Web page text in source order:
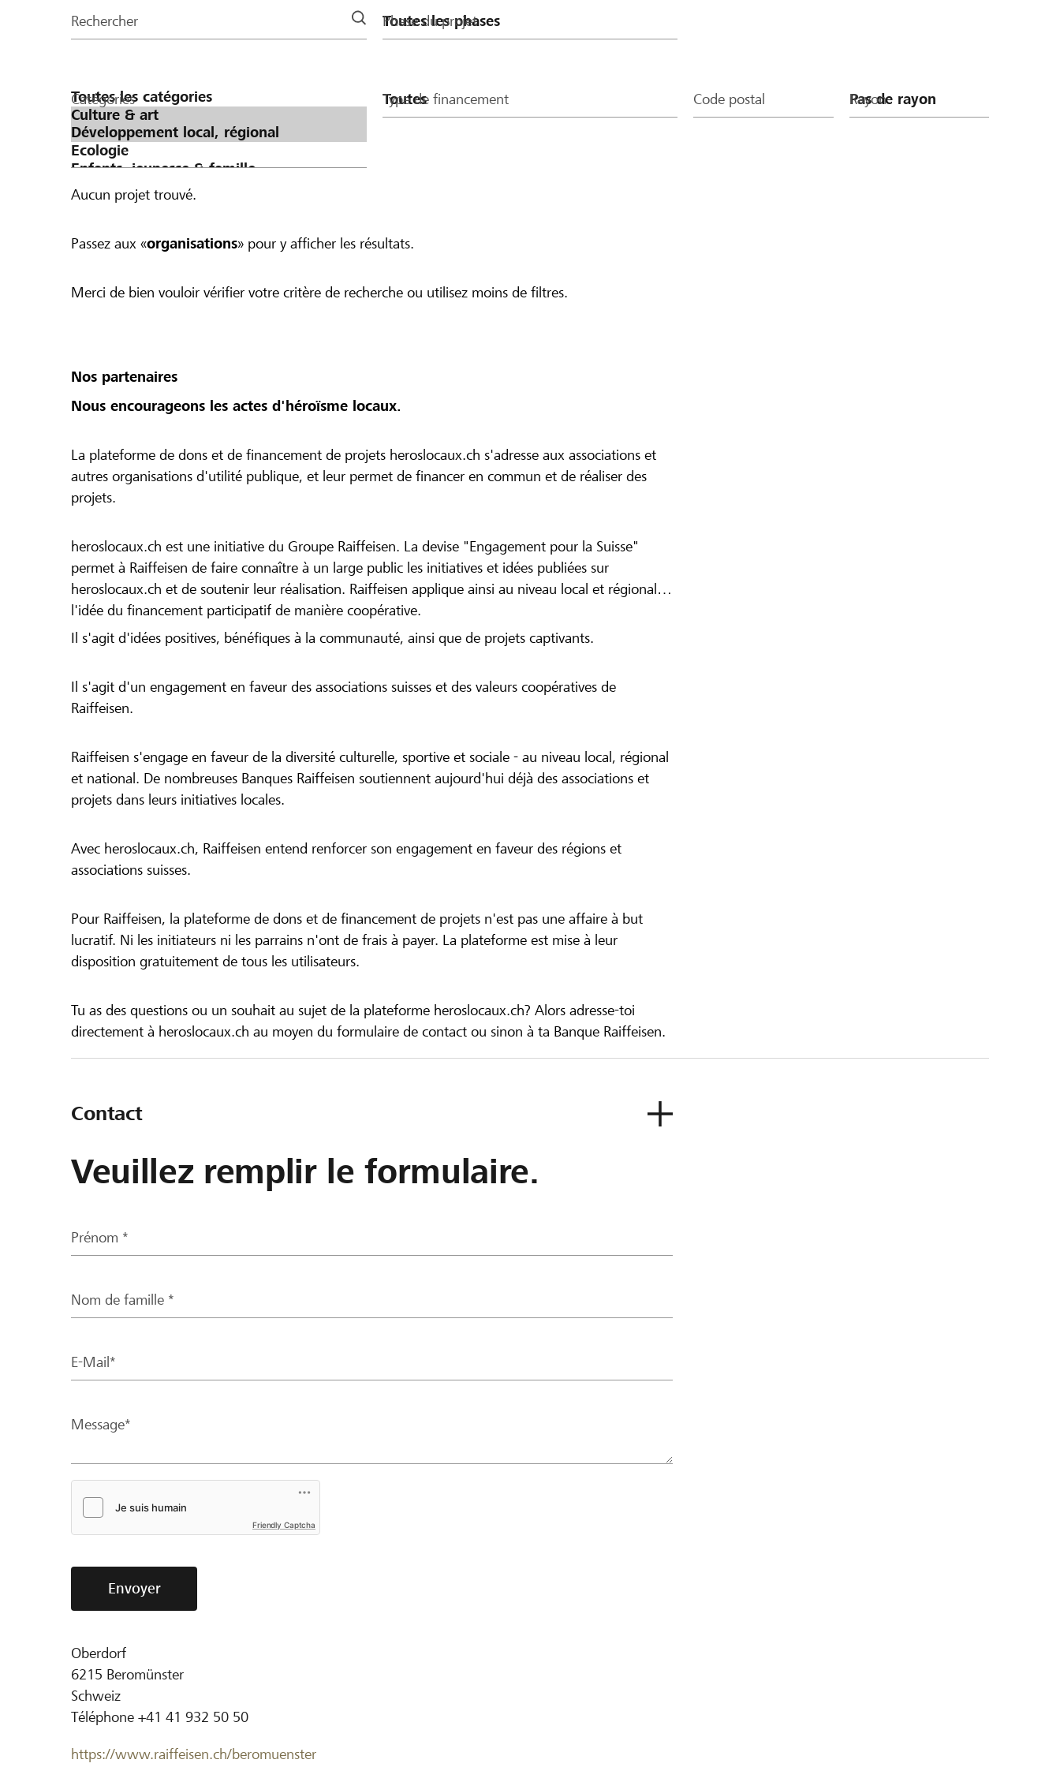
la
Rechercher Phase du projet
Catégories Type de financement Code postal Rayon
Aucun projet trouvé.
Passez aux «organisations» pour y afficher les résultats.
Merci de bien vouloir vérifier votre critère de recherche ou utilisez moins de filtres.
Nos partenaires
Nous encourageons les actes d'héroïsme locaux.
La plateforme de dons et de financement de projets heroslocaux.ch s'adresse aux associations et
autres organisations d'utilité publique, et leur permet de financer en commun et de réaliser des
projets.
heroslocaux.ch est une initiative du Groupe Raiffeisen. La devise "Engagement pour la Suisse"
permet à Raiffeisen de faire connaître à un large public les initiatives et idées publiées sur
heroslocaux.ch et de soutenir leur réalisation. Raiffeisen applique ainsi au niveau local et régional
l'idée du financement participatif de manière coopérative.
Il s'agit d'idées positives, bénéfiques à la communauté, ainsi que de projets captivants.
Il s'agit d'un engagement en faveur des associations suisses et des valeurs coopératives de
Raiffeisen.
Raiffeisen s'engage en faveur de la diversité culturelle, sportive et sociale - au niveau local, régional
et national. De nombreuses Banques Raiffeisen soutiennent aujourd'hui déjà des associations et
projets dans leurs initiatives locales.
Avec heroslocaux.ch, Raiffeisen entend renforcer son engagement en faveur des régions et
associations suisses.
Pour Raiffeisen, la plateforme de dons et de financement de projets n'est pas une affaire à but
lucratif. Ni les initiateurs ni les parrains n'ont de frais à payer. La plateforme est mise à leur
disposition gratuitement de tous les utilisateurs.
Tu as des questions ou un souhait au sujet de la plateforme heroslocaux.ch? Alors adresse-toi
directement à heroslocaux.ch au moyen du formulaire de contact ou sinon à ta Banque Raiffeisen.
Contact
Veuillez remplir le formulaire.
Prénom *
Nom de famille *
E-Mail*
Message*
Friendly Captcha
Envoyer
Oberdorf
6215 Beromünster
Schweiz
Téléphone +41 41 932 50 50
https://www.raiffeisen.ch/beromuenster